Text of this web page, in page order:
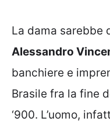
La dama sarebbe
Alessandro
banchiere e
Brasile fra la fine
‘900. L’uomo,